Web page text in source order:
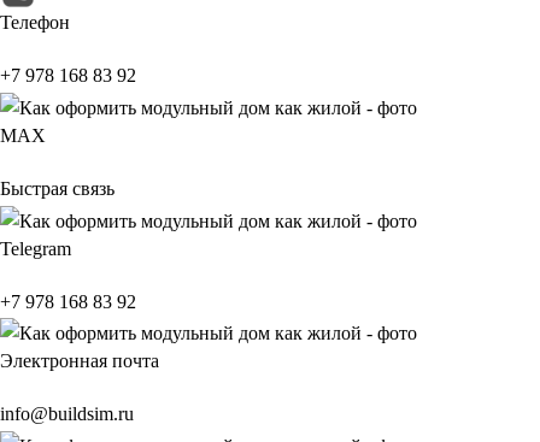
Телефон
+7 978 168 83 92
МАХ
Быстрая связь
Telegram
+7 978 168 83 92
Электронная почта
info@buildsim.ru